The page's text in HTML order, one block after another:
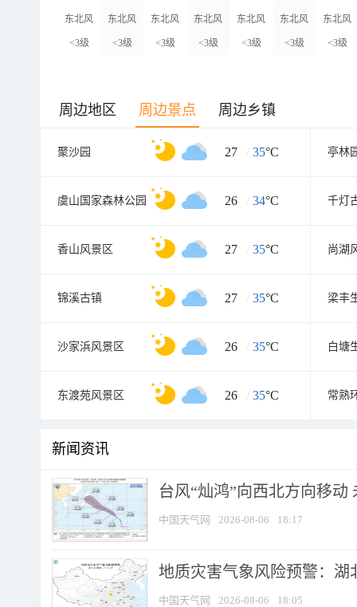
东北风
<3级
东北风
<3级
东北风
<3级
东北风
<3级
东北风
<3级
东北风
<3级
东北风
<3级
周边地区 周边景点 周边乡镇
聚沙园 27 / 35°C 亭林
虞山国家森林公园 26 / 34°C 千灯
香山风景区 27 / 35°C 尚湖
锦溪古镇 27 / 35°C 梁丰
沙家浜风景区 26 / 35°C 白塘
东渡苑风景区 26 / 35°C 常熟
新闻资讯
台风“灿鸿”向西北方向移动
中国天气网 2026-08-06 18:17
地质灾害气象风险预警：湖
中国天气网 2026-08-06 18:05